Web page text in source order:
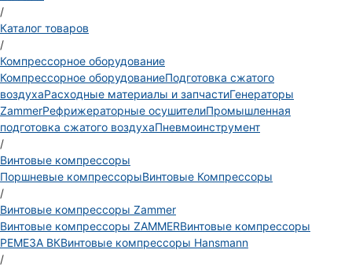
/
Каталог товаров
/
Компрессорное оборудование
Компрессорное оборудованиеПодготовка сжатого
воздухаРасходные материалы и запчастиГенераторы
ZammerРефрижераторные осушителиПромышленная
подготовка сжатого воздухаПневмоинструмент
/
Винтовые компрессоры
Поршневые компрессорыВинтовые Компрессоры
/
Винтовые компрессоры Zammer
Винтовые компрессоры ZAMMERВинтовые компрессоры
РЕМЕЗА ВКВинтовые компрессоры Hansmann
/